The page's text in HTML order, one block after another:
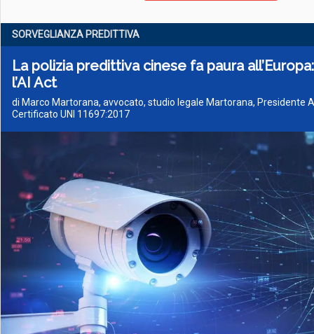
SORVEGLIANZA PREDITTIVA
La polizia predittiva cinese fa paura
l’AI Act
di Marco Martorana, avvocato, studio legale Martorana, Presidente
Certificato UNI 11697:2017